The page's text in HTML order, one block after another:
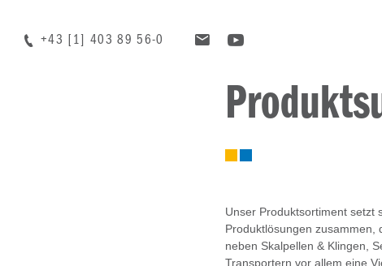
+43 [1] 403 89 56-0
Unser Produktsortiment setzt
Produktlösungen zusammen,
neben Skalpellen & Klingen,
Transportern vor allem eine